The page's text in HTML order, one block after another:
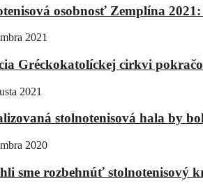
osobnosť Zemplína
2021
Gréckokatolíckej cirkvi
2021
stolnotenisová hala by
2020
sme rozbehnúť stolnotenisový